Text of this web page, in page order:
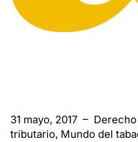
31 mayo, 2017 –
tributario, Mundo del